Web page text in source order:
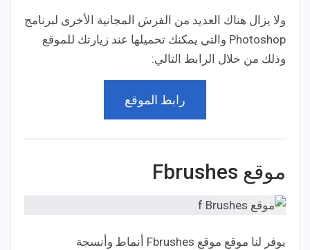
ولا يزال هناك العديد من الفرش المجانية الأخرى لبرنامج
Photoshop والتي يمكنك تحميلها عند زيارتك للموقع
وذلك من خلال الرابط التالي:
رابط الموقع
موقع Fbrushes
يوفر لنا موقع موقع Fbrushes أنماط وأنسجة